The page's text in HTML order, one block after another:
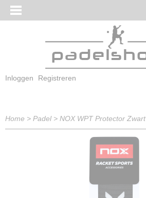
Inloggen Registreren
Home > Padel> NOX WPT Protector Zwart